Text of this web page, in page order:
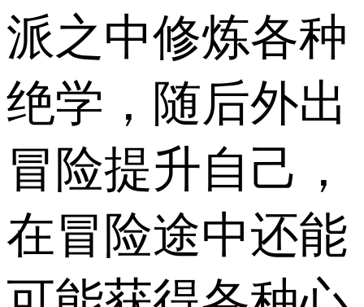
派之中修炼各种
绝学，随后外出
冒险提升自己，
在冒险途中还能